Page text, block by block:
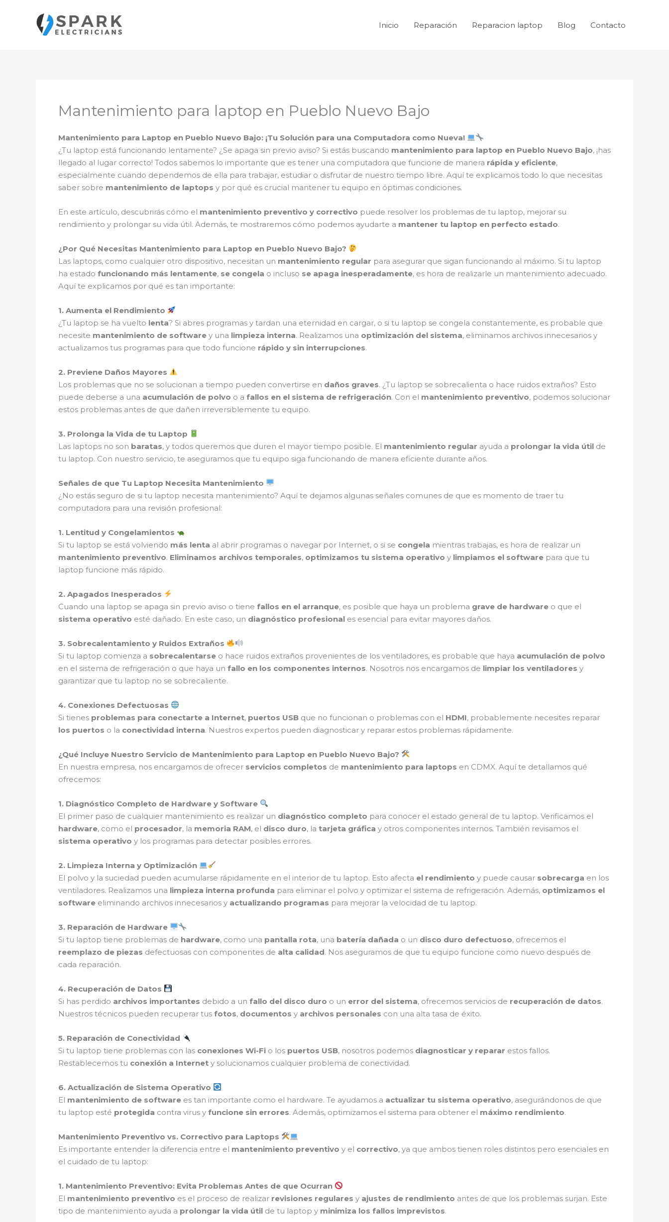
contenido
Inicio Reparación Reparacion laptop Blog Contacto
Mantenimiento para laptop en Pueblo Nuevo Bajo
Mantenimiento para Laptop en Pueblo Nuevo Bajo: ¡Tu Solución para una Computadora como Nueva!
¿Tu laptop está funcionando lentamente? ¿Se apaga sin previo aviso? Si estás buscando mantenimiento para laptop en Pueblo Nuevo Bajo, ¡has
llegado al lugar correcto! Todos sabemos lo importante que es tener una computadora que funcione de manera rápida y eficiente,
especialmente cuando dependemos de ella para trabajar, estudiar o disfrutar de nuestro tiempo libre. Aquí te explicamos todo lo que necesitas
saber sobre mantenimiento de laptops y por qué es crucial mantener tu equipo en óptimas condiciones.
En este artículo, descubrirás cómo el mantenimiento preventivo y correctivo puede resolver los problemas de tu laptop, mejorar su
rendimiento y prolongar su vida útil. Además, te mostraremos cómo podemos ayudarte a mantener tu laptop en perfecto estado.
¿Por Qué Necesitas Mantenimiento para Laptop en Pueblo Nuevo Bajo?
Las laptops, como cualquier otro dispositivo, necesitan un mantenimiento regular para asegurar que sigan funcionando al máximo. Si tu laptop
ha estado funcionando más lentamente, se congela o incluso se apaga inesperadamente, es hora de realizarle un mantenimiento adecuado.
Aquí te explicamos por qué es tan importante:
1. Aumenta el Rendimiento
¿Tu laptop se ha vuelto lenta? Si abres programas y tardan una eternidad en cargar, o si tu laptop se congela constantemente, es probable que
necesite mantenimiento de software y una limpieza interna. Realizamos una optimización del sistema, eliminamos archivos innecesarios y
actualizamos tus programas para que todo funcione rápido y sin interrupciones.
2. Previene Daños Mayores
Los problemas que no se solucionan a tiempo pueden convertirse en daños graves. ¿Tu laptop se sobrecalienta o hace ruidos extraños? Esto
puede deberse a una acumulación de polvo o a fallos en el sistema de refrigeración. Con el mantenimiento preventivo, podemos solucionar
estos problemas antes de que dañen irreversiblemente tu equipo.
3. Prolonga la Vida de tu Laptop
Las laptops no son baratas, y todos queremos que duren el mayor tiempo posible. El mantenimiento regular ayuda a prolongar la vida útil de
tu laptop. Con nuestro servicio, te aseguramos que tu equipo siga funcionando de manera eficiente durante años.
Señales de que Tu Laptop Necesita Mantenimiento
¿No estás seguro de si tu laptop necesita mantenimiento? Aquí te dejamos algunas señales comunes de que es momento de traer tu
computadora para una revisión profesional:
1. Lentitud y Congelamientos
Si tu laptop se está volviendo más lenta al abrir programas o navegar por Internet, o si se congela mientras trabajas, es hora de realizar un
mantenimiento preventivo. Eliminamos archivos temporales, optimizamos tu sistema operativo y limpiamos el software para que tu
laptop funcione más rápido.
2. Apagados Inesperados
Cuando una laptop se apaga sin previo aviso o tiene fallos en el arranque, es posible que haya un problema grave de hardware o que el
sistema operativo esté dañado. En este caso, un diagnóstico profesional es esencial para evitar mayores daños.
3. Sobrecalentamiento y Ruidos Extraños
Si tu laptop comienza a sobrecalentarse o hace ruidos extraños provenientes de los ventiladores, es probable que haya acumulación de polvo
en el sistema de refrigeración o que haya un fallo en los componentes internos. Nosotros nos encargamos de limpiar los ventiladores y
garantizar que tu laptop no se sobrecaliente.
4. Conexiones Defectuosas
Si tienes problemas para conectarte a Internet, puertos USB que no funcionan o problemas con el HDMI, probablemente necesites reparar
los puertos o la conectividad interna. Nuestros expertos pueden diagnosticar y reparar estos problemas rápidamente.
¿Qué Incluye Nuestro Servicio de Mantenimiento para Laptop en Pueblo Nuevo Bajo?
En nuestra empresa, nos encargamos de ofrecer servicios completos de mantenimiento para laptops en CDMX. Aquí te detallamos qué
ofrecemos:
1. Diagnóstico Completo de Hardware y Software
El primer paso de cualquier mantenimiento es realizar un diagnóstico completo para conocer el estado general de tu laptop. Verificamos el
hardware, como el procesador, la memoria RAM, el disco duro, la tarjeta gráfica y otros componentes internos. También revisamos el
sistema operativo y los programas para detectar posibles errores.
2. Limpieza Interna y Optimización
El polvo y la suciedad pueden acumularse rápidamente en el interior de tu laptop. Esto afecta el rendimiento y puede causar sobrecarga en los
ventiladores. Realizamos una limpieza interna profunda para eliminar el polvo y optimizar el sistema de refrigeración. Además, optimizamos el
software eliminando archivos innecesarios y actualizando programas para mejorar la velocidad de tu laptop.
3. Reparación de Hardware
Si tu laptop tiene problemas de hardware, como una pantalla rota, una batería dañada o un disco duro defectuoso, ofrecemos el
reemplazo de piezas defectuosas con componentes de alta calidad. Nos aseguramos de que tu equipo funcione como nuevo después de
cada reparación.
4. Recuperación de Datos
Si has perdido archivos importantes debido a un fallo del disco duro o un error del sistema, ofrecemos servicios de recuperación de datos.
Nuestros técnicos pueden recuperar tus fotos, documentos y archivos personales con una alta tasa de éxito.
5. Reparación de Conectividad
Si tu laptop tiene problemas con las conexiones Wi-Fi o los puertos USB, nosotros podemos diagnosticar y reparar estos fallos.
Restablecemos tu conexión a Internet y solucionamos cualquier problema de conectividad.
6. Actualización de Sistema Operativo
El mantenimiento de software es tan importante como el hardware. Te ayudamos a actualizar tu sistema operativo, asegurándonos de que
tu laptop esté protegida contra virus y funcione sin errores. Además, optimizamos el sistema para obtener el máximo rendimiento.
Mantenimiento Preventivo vs. Correctivo para Laptops
Es importante entender la diferencia entre el mantenimiento preventivo y el correctivo, ya que ambos tienen roles distintos pero esenciales en
el cuidado de tu laptop:
1. Mantenimiento Preventivo: Evita Problemas Antes de que Ocurran
El mantenimiento preventivo es el proceso de realizar revisiones regulares y ajustes de rendimiento antes de que los problemas surjan. Este
tipo de mantenimiento ayuda a prolongar la vida útil de tu laptop y minimiza los fallos imprevistos.